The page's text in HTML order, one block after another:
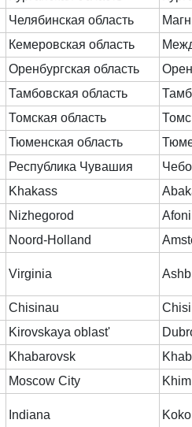
Челябинская область
Кемеровская область
Оренбургская область
Тамбовская область
Томская область
Тюменская область
Республика Чувашия
Khakass
Nizhegorod
Noord-Holland
Virginia
Chisinau
Kirovskaya oblast'
Khabarovsk
Moscow City
Indiana